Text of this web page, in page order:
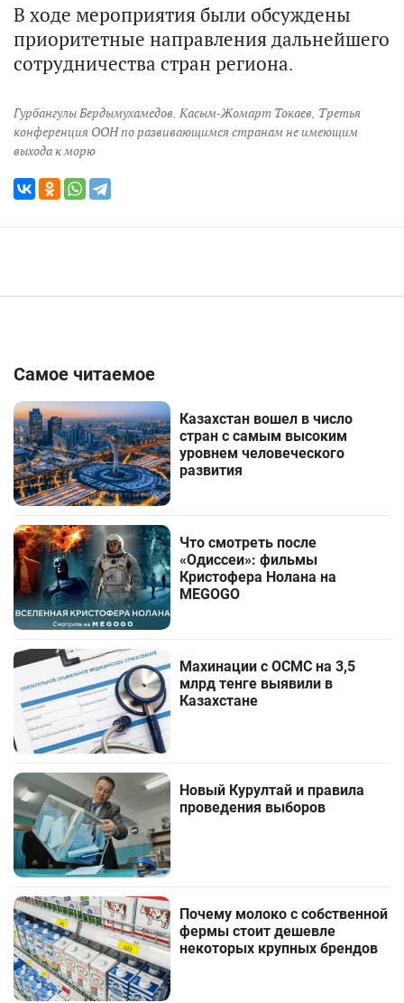
В ходе мероприятия были обсуждены
приоритетные направления дальнейшего
сотрудничества стран региона.
Гурбангулы Бердымухамедов Касым-Жомарт Токаев Третья
конференция ООН по развивающимся странам не имеющим
выхода к морю
Самое читаемое
Казахстан вошел в число
стран с самым высоким
уровнем человеческого
развития
Что смотреть после
«Одиссеи»: фильмы
Кристофера Нолана на
MEGOGO
Махинации с ОСМС на 3,5
млрд тенге выявили в
Казахстане
Новый Курултай и правила
проведения выборов
Почему молоко с собственной
фермы стоит дешевле
некоторых крупных брендов